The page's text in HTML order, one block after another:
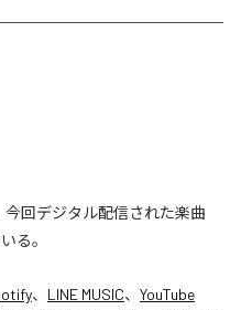
今回デジタル配信された楽曲
る。
、 LINE MUSIC、 YouTube